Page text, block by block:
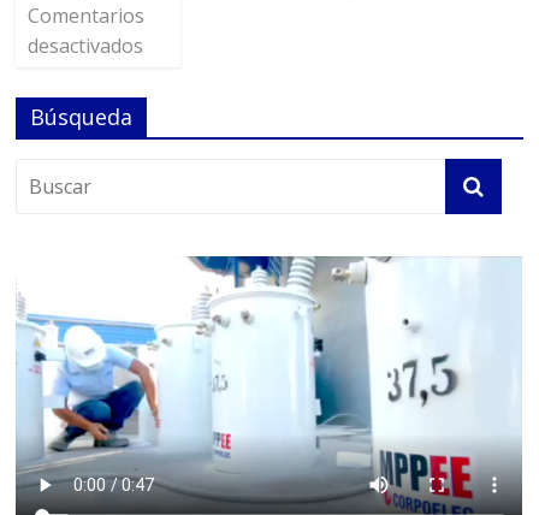
Comentarios
desactivados
Búsqueda